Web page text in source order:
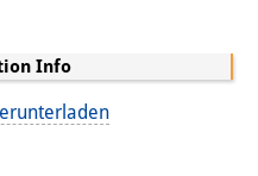
Info